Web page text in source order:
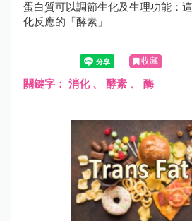
蛋白質可以調節生化及生理功能：
化反應的「酵素」
收藏
關鍵字： 消化、 酵素 、 酶